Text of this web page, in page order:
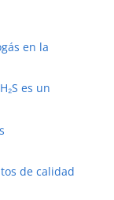
en la
es un
de calidad